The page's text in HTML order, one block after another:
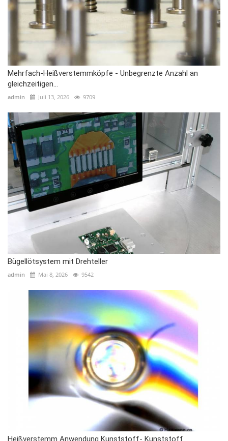
Mehrfach-Heißverstemmköpfe - Unbegrenzte Anzahl an
gleichzeitigen...
admin Juli 13, 2026 9709
Bügellötsystem mit Drehteller
admin Mai 8, 2026 9542
Heißverstemm Anwendung Kunststoff- Kunststoff